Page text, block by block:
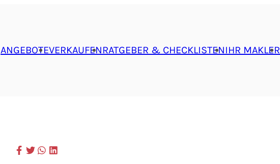
ANGEBOTEVERKAUFENRATGEBER & CHECKLISTENIHR MAKLER